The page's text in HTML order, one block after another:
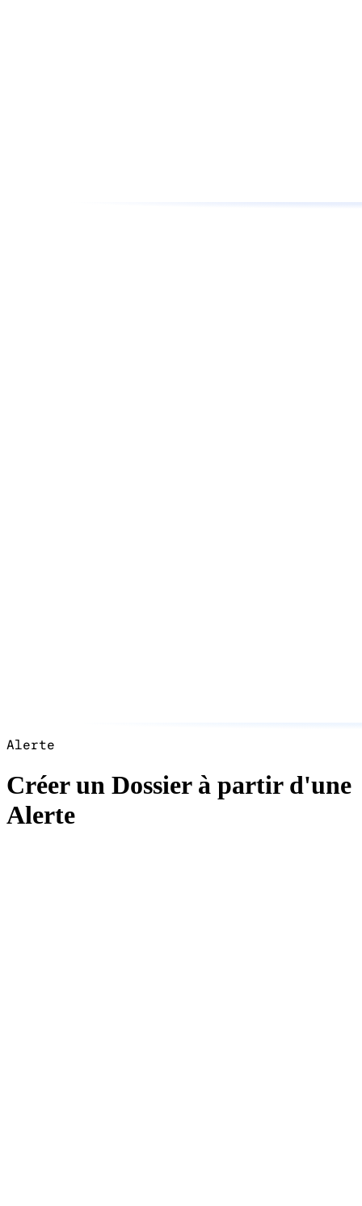
Alerte
Créer un Dossier à partir d'une
Alerte